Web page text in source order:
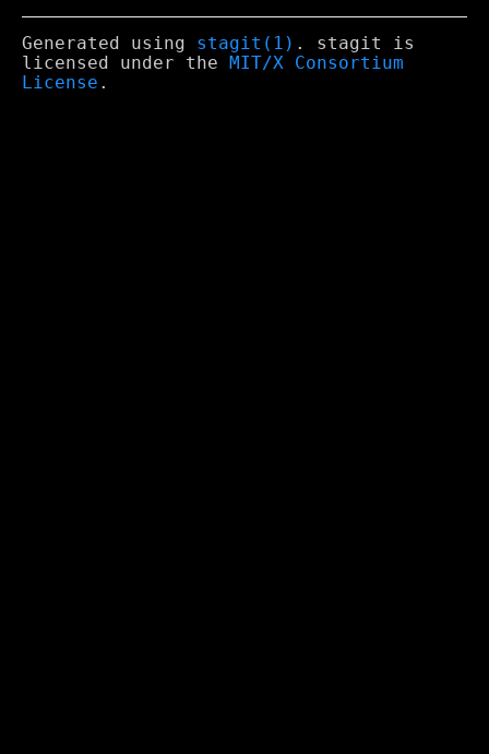
Generated using stagit(1) . stagit is
licensed under the
MIT/X Consortium
License .